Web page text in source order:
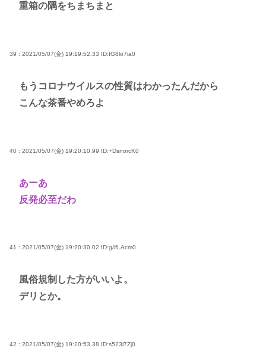
重箱の隅をちまちまと
39 : 2021/05/07(金) 19:19:52.33 ID:IG8lo7ia0
もうコロナウイルスの性質はわかったんだから
こんな茶番やめろよ
40 : 2021/05/07(金) 19:20:10.99 ID:+DsnorcK0
あーあ
反発必至だわ
41 : 2021/05/07(金) 19:20:30.02 ID:g/ifLAcm0
風俗規制した方がいいよ。
デリとか。
42 : 2021/05/07(金) 19:20:53.38 ID:s523l7Zj0